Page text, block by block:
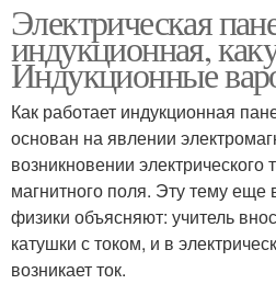
Электрическая
индукционная,
Индукционные
Как работает индукционная
основан на явлении
возникновении электрического
магнитного поля. Эту тему еще
физики объясняют: учитель
катушки с током, и в
возникает ток.